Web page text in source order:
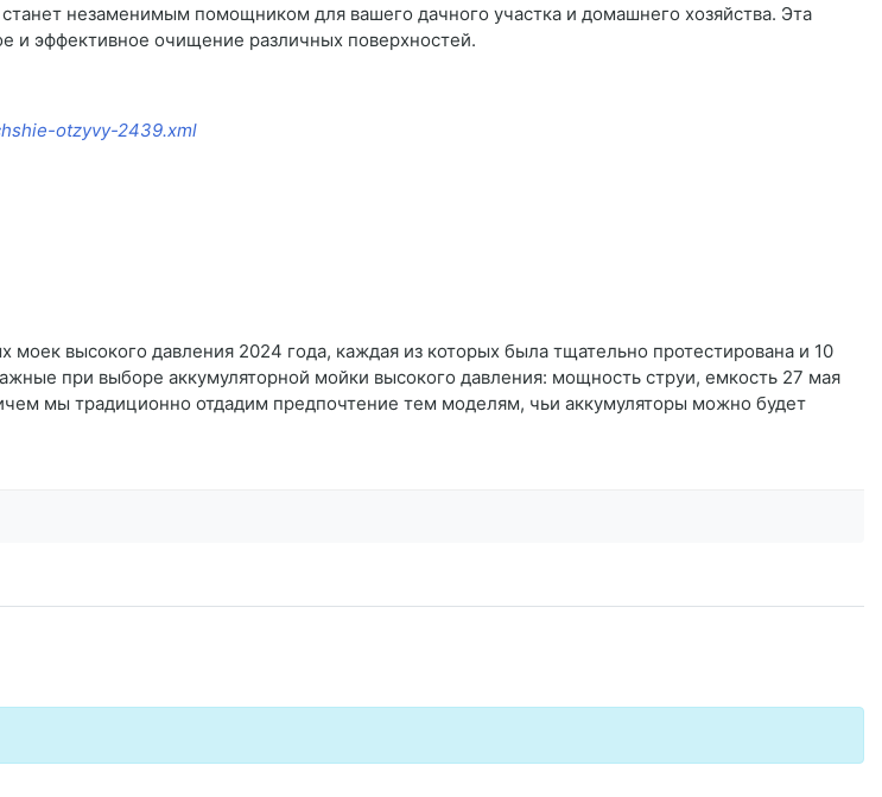
незаменимым помощником для вашего дачного участка и домашнего хозяйства. Эта
и эффективное очищение различных поверхностей.
otzyvy-2439.xml
высокого давления 2024 года, каждая из которых была тщательно протестирована и 10
при выборе аккумуляторной мойки высокого давления: мощность струи, емкость 27 мая
мы традиционно отдадим предпочтение тем моделям, чьи аккумуляторы можно будет